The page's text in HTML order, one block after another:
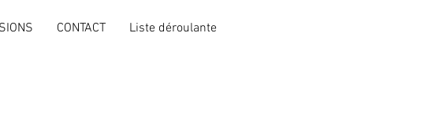
CONTACT Liste déroulante